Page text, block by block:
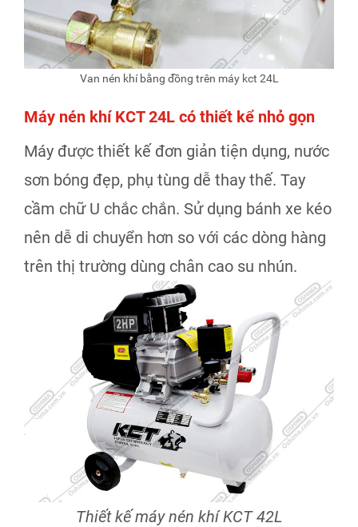
Van nén khí bằng đồng trên máy kct 24L
Máy nén khí KCT 24L có thiết kể nhỏ gọn
Máy được thiết kế đơn giản tiện dụng, nước
sơn bóng đẹp, phụ tùng dễ thay thế. Tay
cầm chữ U chắc chắn. Sử dụng bánh xe kéo
nên dễ di chuyển hơn so với các dòng hàng
trên thị trường dùng chân cao su nhún.
Thiết kế máy nén khí KCT 42L